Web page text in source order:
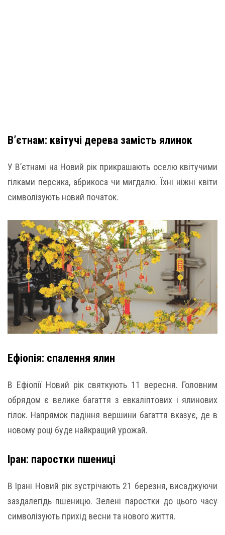
В’єтнам: квітучі дерева замість ялинок
У В’єтнамі на Новий рік прикрашають оселю квітучими
гілками персика, абрикоса чи мигдалю. Їхні ніжні квіти
символізують новий початок.
Ефіопія: спалення ялин
В Ефіопії Новий рік святкують 11 вересня. Головним
обрядом є велике багаття з евкаліптових і ялинових
гілок. Напрямок падіння вершини багаття вказує, де в
новому році буде найкращий урожай.
Іран: паростки пшениці
В Ірані Новий рік зустрічають 21 березня, висаджуючи
заздалегідь пшеницю. Зелені паростки до цього часу
символізують прихід весни та нового життя.